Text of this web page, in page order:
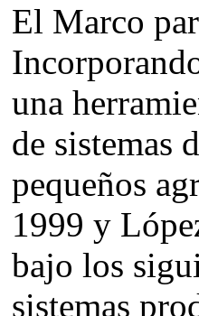
El Marco
una
de sistemas
pequeños
1999 y
bajo los
sistemas